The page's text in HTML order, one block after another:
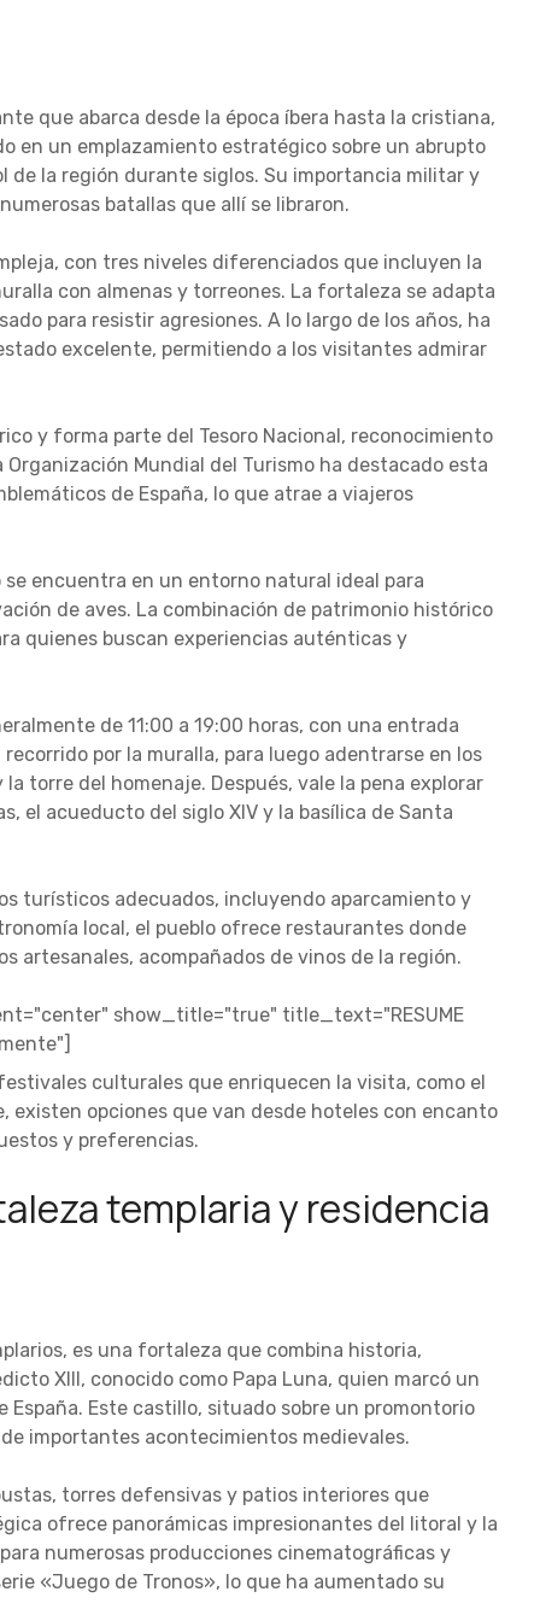
que abarca desde la época íbera hasta la cristiana,
en un emplazamiento estratégico sobre un abrupto
la región durante siglos. Su importancia militar y
batallas que allí se libraron.
con tres niveles diferenciados que incluyen la
con almenas y torreones. La fortaleza se adapta
para resistir agresiones. A lo largo de los años, ha
excelente, permitiendo a los visitantes admirar
y forma parte del Tesoro Nacional, reconocimiento
Mundial del Turismo ha destacado esta
de España, lo que atrae a viajeros
encuentra en un entorno natural ideal para
de aves. La combinación de patrimonio histórico
quienes buscan experiencias auténticas y
de 11:00 a 19:00 horas, con una entrada
por la muralla, para luego adentrarse en los
torre del homenaje. Después, vale la pena explorar
el acueducto del siglo XIV y la basílica de Santa
turísticos adecuados, incluyendo aparcamiento y
local, el pueblo ofrece restaurantes donde
artesanales, acompañados de vinos de la región.
show_title="true" title_text="RESUME
culturales que enriquecen la visita, como el
existen opciones que van desde hoteles con encanto
y preferencias.
templaria y residencia
es una fortaleza que combina historia,
XIII, conocido como Papa Luna, quien marcó un
Este castillo, situado sobre un promontorio
importantes acontecimientos medievales.
torres defensivas y patios interiores que
ofrece panorámicas impresionantes del litoral y la
numerosas producciones cinematográficas y
«Juego de Tronos», lo que ha aumentado su